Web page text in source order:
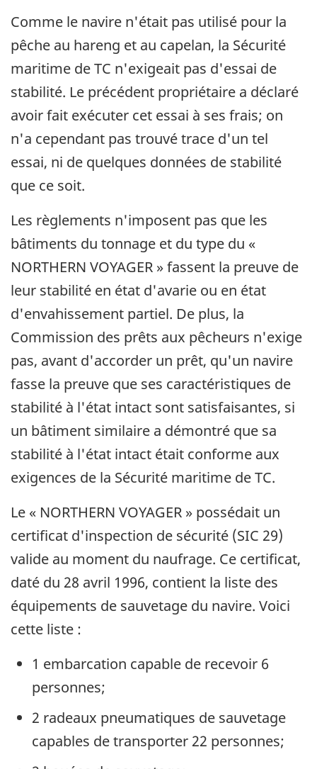
Comme le navire n'était pas utilisé pour la
pêche au hareng et au capelan, la Sécurité
maritime de TC n'exigeait pas d'essai de
stabilité. Le précédent propriétaire a déclaré
avoir fait exécuter cet essai à ses frais; on
n'a cependant pas trouvé trace d'un tel
essai, ni de quelques données de stabilité
que ce soit.
Les règlements n'imposent pas que les
bâtiments du tonnage et du type du «
NORTHERN VOYAGER » fassent la preuve de
leur stabilité en état d'avarie ou en état
d'envahissement partiel. De plus, la
Commission des prêts aux pêcheurs n'exige
pas, avant d'accorder un prêt, qu'un navire
fasse la preuve que ses caractéristiques de
stabilité à l'état intact sont satisfaisantes, si
un bâtiment similaire a démontré que sa
stabilité à l'état intact était conforme aux
exigences de la Sécurité maritime de TC.
Le « NORTHERN VOYAGER » possédait un
certificat d'inspection de sécurité (SIC 29)
valide au moment du naufrage. Ce certificat,
daté du 28 avril 1996, contient la liste des
équipements de sauvetage du navire. Voici
cette liste :
1 embarcation capable de recevoir 6
personnes;
2 radeaux pneumatiques de sauvetage
capables de transporter 22 personnes;